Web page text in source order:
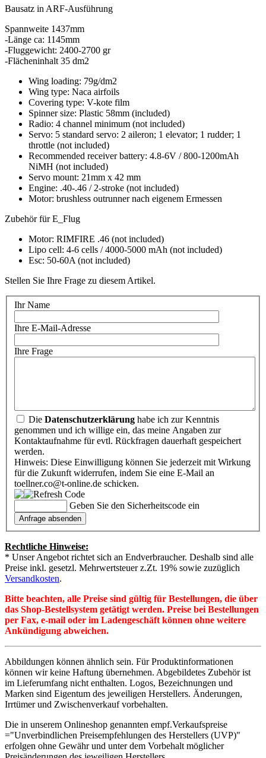
Bausatz in ARF-Ausführung
Spannweite 1437mm
-Länge ca: 1145mm
-Fluggewicht: 2400-2700 gr
-Flächeninhalt 35 dm2
Wing loading: 79g/dm2
Wing type: Naca airfoils
Covering type: V-kote film
Spinner size: Plastic 58mm (included)
Radio: 4 channel minimum (not included)
Servo: 5 standard servo: 2 aileron; 1 elevator; 1 rudder; 1
throttle (not included)
Recommended receiver battery: 4.8-6V / 800-1200mAh
NiMH (not included)
Servo mount: 21mm x 42 mm
Engine: .40-.46 / 2-stroke (not included)
Motor: brushless outrunner nach eigenem Ermessen
Zubehör für E_Flug
Motor: RIMFIRE .46 (not included)
Lipo cell: 4-6 cells / 4000-5000 mAh (not included)
Esc: 50-60A (not included)
Stellen Sie Ihre Frage zu diesem Artikel.
Ihr Name
Ihre E-Mail-Adresse
Ihre Frage
Die Datenschutzerklärung habe ich zur Kenntnis
genommen und ich willige ein, das meine Angaben zur
Kontaktaufnahme für evtl. Rückfragen dauerhaft gespeichert
werden.
Hinweis: Diese Einwilligung können Sie jederzeit mit Wirkung
für die Zukunft widerrufen, indem Sie eine E-Mail an
toellner.co@t-online.de schicken.
Geben Sie den Sicherheitscode ein
Rechtliche Hinweise:
* Unser Angebot richtet sich an Endverbraucher. Deshalb sind alle
Preise inkl. gesetzl. Mehrwertsteuer z.Zt. 19% sowie zuzüglich
Versandkosten.
Bitte beachten, alle Preise sind gültig für Bestellungen, die über
das Shop-Bestellsystem getätigt werden. Preise bei Bestellungen
per Fax, e-mail oder im Ladengeschäft können ohne weitere
Ankündigung abweichen.
Abbildungen können ähnlich sein. Für Produktinformationen
können wir keine Haftung übernehmen. Abgebildetes Zubehör ist
im Lieferumfang nicht enthalten. Logos, Bezeichnungen und
Marken sind Eigentum des jeweiligen Herstellers. Änderungen,
Irrtümer und Zwischenverkauf vorbehalten.
Die in unserem Onlineshop genannten empf.Verkaufspreise
="Unverbindlichen Preisempfehlungen des Herstellers (UVP)"
erfolgen ohne Gewähr und unter dem Vorbehalt möglicher